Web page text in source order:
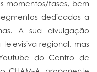
momentos/fases, bem
dedicados a
A sua divulgação
regional, mas
do Centro de